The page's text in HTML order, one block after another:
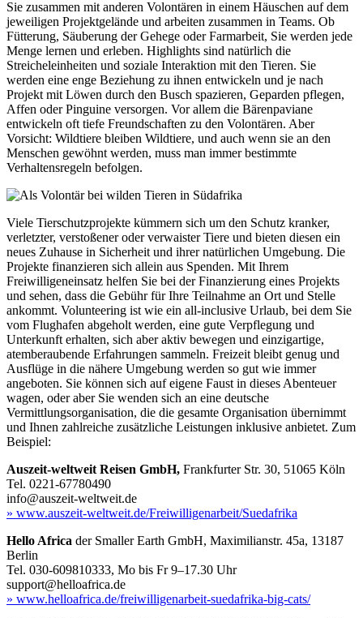
Sie zusammen mit anderen Volontären in einem Häuschen auf dem
jeweiligen Projektgelände und arbeiten zusammen in Teams. Ob
Fütterung, Säuberung der Gehege oder Farmarbeit, Sie werden jede
Menge lernen und erleben. Highlights sind natürlich die
Streicheleinheiten und soziale Interaktion mit den Tieren. Sie
werden eine enge Beziehung zu ihnen entwickeln und je nach
Projekt mit Löwen durch den Busch spazieren, Geparden pflegen,
Affen oder Pinguine versorgen. Vor allem die Bärenpaviane
entwickeln oft tiefe Freundschaften zu den Volontären. Aber
Vorsicht: Wildtiere bleiben Wildtiere, und auch wenn sie an den
Menschen gewöhnt werden, muss man immer bestimmte
Verhaltensregeln befolgen.
Viele Tierschutzprojekte kümmern sich um den Schutz kranker,
verletzter, verstoßener oder verwaister Tiere und bieten diesen ein
neues Zuhause in Sicherheit und ihrer natürlichen Umgebung. Die
Projekte finanzieren sich allein aus Spenden. Mit Ihrem
Freiwilligeneinsatz helfen Sie bei der Finanzierung eines Projekts
und sehen, dass die Gebühr für Ihre Teilnahme an Ort und Stelle
ankommt. Volunteering ist wie ein all-inclusive Urlaub, bei dem Sie
vom Flughafen abgeholt werden, eine gute Verpflegung und
Unterkunft erhalten, sich aber aktiv bewegen und einzigartige,
atemberaubende Erfahrungen sammeln. Freizeit bleibt genug und
Ausflüge in die nähere Umgebung werden so gut wie immer
angeboten. Sie können sich auf eigene Faust in dieses Abenteuer
wagen, oder aber Sie wenden sich an eine deutsche
Vermittlungsorganisation, die die gesamte Organisation übernimmt
und Ihnen zahlreiche zusätzliche Leistungen inklusive anbietet. Zum
Beispiel:
Auszeit-weltweit Reisen GmbH, Frankfurter Str. 30, 51065 Köln
Tel. 0221-67780490
info@auszeit-weltweit.de
» www.auszeit-weltweit.de/Freiwilligenarbeit/Suedafrika
Hello Africa der Smaller Earth GmbH, Maximilianstr. 45a, 13187
Berlin
Tel. 030-609810333, Mo bis Fr 9–17.30 Uhr
support@helloafrica.de
» www.helloafrica.de/freiwilligenarbeit-suedafrika-big-cats/